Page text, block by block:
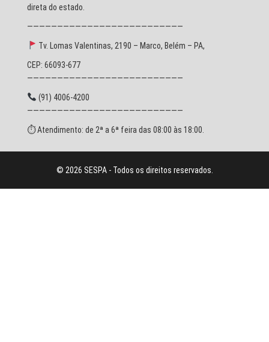
direta do estado.
——————————————————————————
Tv. Lomas Valentinas, 2190 – Marco, Belém – PA,
CEP: 66093-677
——————————————————————————
(91) 4006-4200
——————————————————————————
⏱ Atendimento: de 2ª a 6ª feira das 08:00 às 18:00.
© 2026 SESPA - Todos os direitos reservados.